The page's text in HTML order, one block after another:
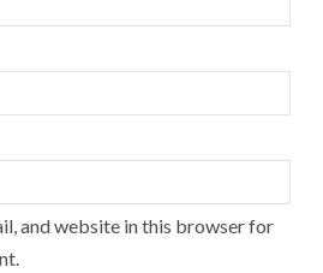
and website in this browser for